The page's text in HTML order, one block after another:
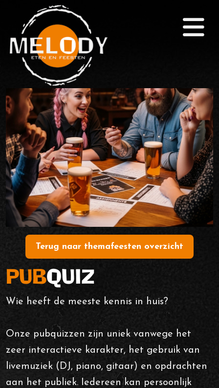
×
Home
(Eet)Café
Themafeesten
Arrangementen
Snackbar & Pizza
Agenda
Foto's
Contact
Online bestellen
Terug naar themafeesten overzicht
PUBQUIZ
Wie heeft de meeste kennis in huis?
Onze pubquizzen zijn uniek vanwege het
zeer interactieve karakter, het gebruik van
livemuziek (DJ, piano, gitaar) en opdrachten
aan het publiek. Iedereen kan persoonlijk